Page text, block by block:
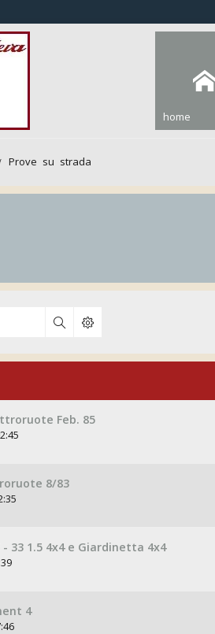
home
Prove su strada
Feb. 85
8/83
33 1.5 4x4 e Giardinetta 4x4
4